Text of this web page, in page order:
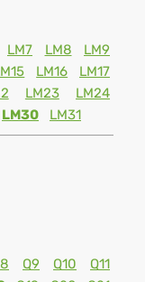
LM7 LM8
LM9
LM16
LM17
LM23
LM24
LM30 LM31
Q9 Q10
Q11